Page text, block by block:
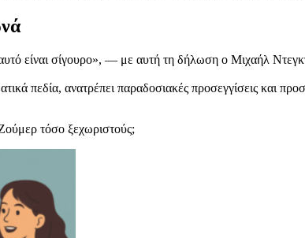
είναι σίγουρο», — με αυτή τη δήλωση ο Μιχαήλ
πεδία, ανατρέπει παραδοσιακές προσεγγίσεις και
Ζούμερ τόσο ξεχωριστούς;